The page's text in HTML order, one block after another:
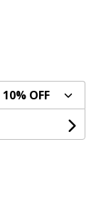
10% OFF